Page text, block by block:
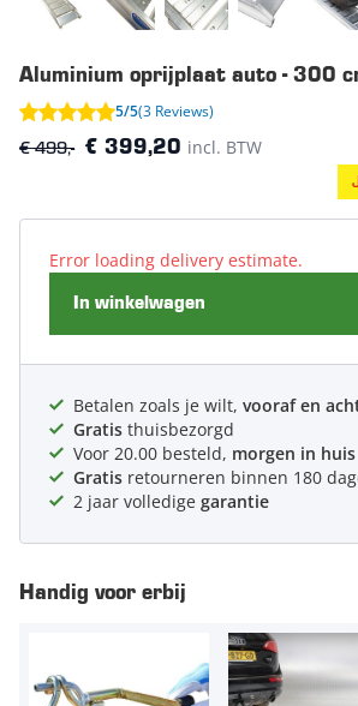
Aluminium oprijplaat auto - 300
5/5(3 Reviews)
€ 499,- € 399,20 incl. BTW
Error loading delivery estimate.
In winkelwagen
Betalen zoals je wilt, vooraf en
Gratis thuisbezorgd
Voor 20.00 besteld, morgen in huis
Gratis retourneren binnen 180
2 jaar volledige garantie
Handig voor erbij